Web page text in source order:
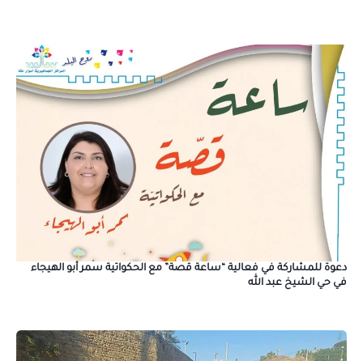
دعوة للمشاركة في فعالية “ساعة قصة” مع الحكواتية سمر أبو الهيجاء
في حي الشيخ عبد الله